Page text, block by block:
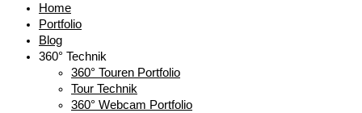
Home
Portfolio
Blog
360° Technik
360° Touren Portfolio
Tour Technik
360° Webcam Portfolio